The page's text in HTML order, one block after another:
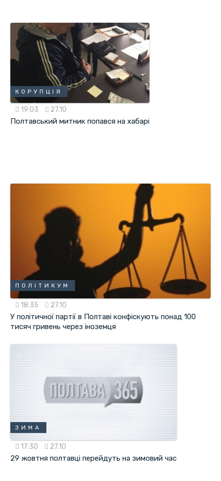
КОРУПЦІЯ
19:03 27.10
Полтавський митник попався на хабарі
ПОЛІТИКУМ
18:35 27.10
У політичної партії в Полтаві конфіскують понад 100
тисяч гривень через іноземця
ЗИМА
17:30 27.10
29 жовтня полтавці перейдуть на зимовий час